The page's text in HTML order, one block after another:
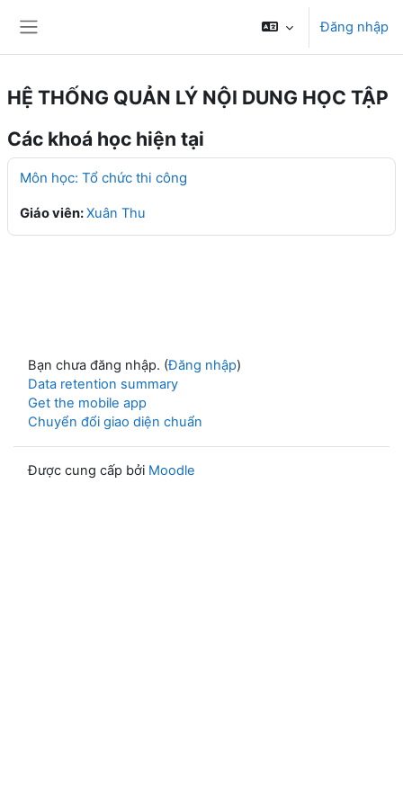
Đăng nhập
HỆ THỐNG QUẢN LÝ NỘI DUNG HỌC TẬP
Các khoá học hiện tại
Môn học: Tổ chức thi công
Giáo viên:Xuân Thu
Bạn chưa đăng nhập. (Đăng nhập)
Data retention summary
Get the mobile app
Chuyển đổi giao diện chuẩn
Được cung cấp bởi Moodle